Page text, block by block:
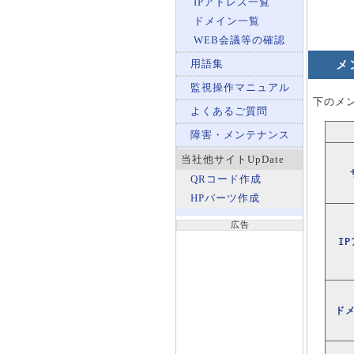
ドメイン一覧
WEB会議等の確認
用語集
監視操作マニュアル
よくあるご質問
障害・メンテナンス
当社他サイトUpDate
QRコード作成
HPパーツ作成
広告
メ
下のメ
IP
ド